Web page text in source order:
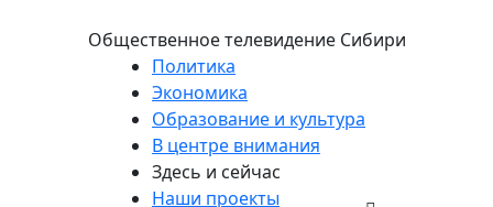
Общественное телевидение Сибири
Политика
Экономика
Образование и культура
В центре внимания
Здесь и сейчас
Наши проекты